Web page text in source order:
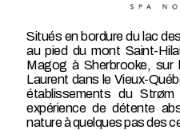
Situés en bordure du lac
au pied du mont Saint-
Magog à Sherbrooke, sur
Laurent dans le Vieux-
établissements du
expérience de détente
nature à quelques pas des